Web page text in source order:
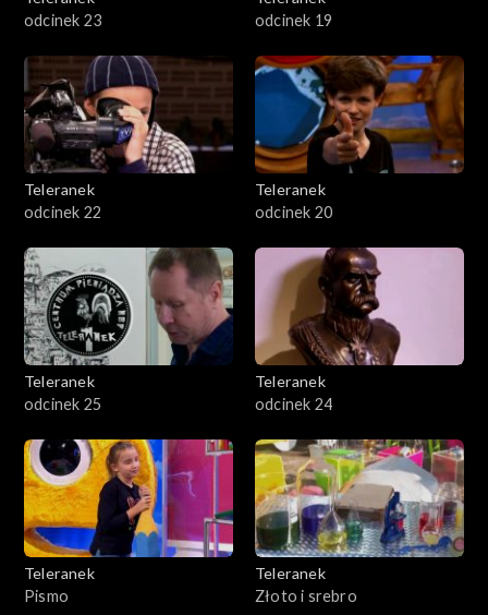
odcinek 23
odcinek 19
Teleranek
odcinek 22
Teleranek
odcinek 20
Teleranek
odcinek 25
Teleranek
odcinek 24
Teleranek
Pismo
Teleranek
Złoto i srebro